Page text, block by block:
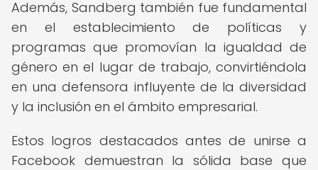
Además, Sandberg también fue fundamental
en el establecimiento de políticas y
programas que promovían la igualdad de
género en el lugar de trabajo, convirtiéndola
en una defensora influyente de la diversidad
y la inclusión en el ámbito empresarial.
Estos logros destacados antes de unirse a
Facebook demuestran la sólida base que